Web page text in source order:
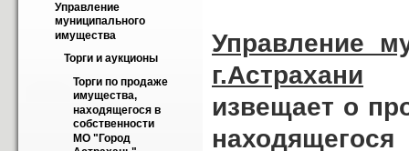
Управление
муниципального
имущества
Торги и аукционы
Торги по продаже
имущества,
находящегося в
собственности
МО "Город
Управление
г.Астрахани
извещает о